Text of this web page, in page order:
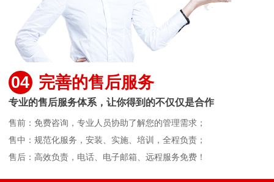
04 完善的售后服务
专业的售后服务体系，让你得到的不仅仅是合作
售前：免费咨询，专业人员协助了解您的管理需求；
售中：规范化服务，安装、实施、培训，全程负责；
售后：高效负责，电话、电子邮箱、远程服务免费！